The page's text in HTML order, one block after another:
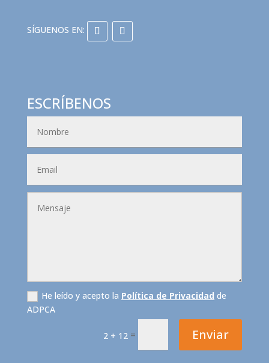
ESCRÍBENOS
He leído y acepto la Política de Privacidad de
ADPCA
2 + 12 = Enviar